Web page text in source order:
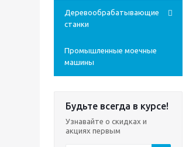
Деревообрабатывающие
станки
Промышленные моечные
машины
Будьте всегда в курсе!
Узнавайте о скидках и
акциях первым